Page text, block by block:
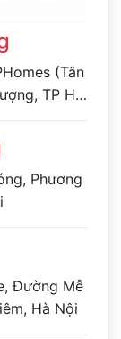
(Tân
TP Hà
Phương
Đường Mễ
Hà Nội